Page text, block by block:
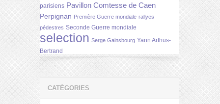
parisiens Pavillon Comtesse de Caen
Perpignan Première Guerre mondiale rallyes
pédestres Seconde Guerre mondiale
selection Serge Gainsbourg Yann Arthus-
Bertrand
CATÉGORIES